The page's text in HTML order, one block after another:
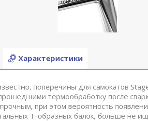
Характеристики
поперечины для самокатов
термообработку после
при этом вероятность
Т-образных балок, больше не